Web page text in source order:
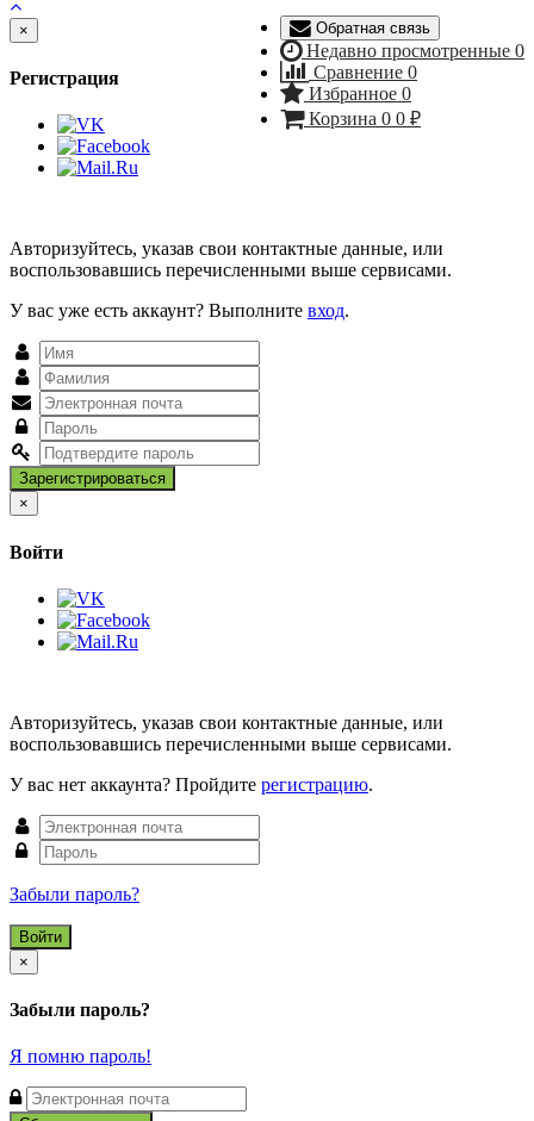
Обратная связь
Недавно просмотренные 0
Сравнение 0
Избранное 0
Корзина 0 0 ₽
×
Регистрация
Авторизуйтесь, указав свои контактные данные, или
воспользовавшись перечисленными выше сервисами.
У вас уже есть аккаунт? Выполните вход.
×
Войти
Авторизуйтесь, указав свои контактные данные, или
воспользовавшись перечисленными выше сервисами.
У вас нет аккаунта? Пройдите регистрацию.
Забыли пароль?
×
Забыли пароль?
Я помню пароль!